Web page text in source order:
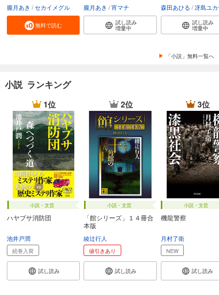
朧月あき セカイメグル
無料で読む
朧月あき 宵マチ
試し読み
増量中
森田あひる 冴島ユ
試し読み
増量中
「小説」無料一覧へ
小説 ランキング
1位
小説・文芸
ハヤブサ消防団
池井戸潤
続巻入荷
試し読み
2位
小説・文芸
「館シリーズ」１４冊合
本版
綾辻行人
値引きあり
試し読み
3位
小説・文芸
機龍警察
月村了衛
NEW
試し読み